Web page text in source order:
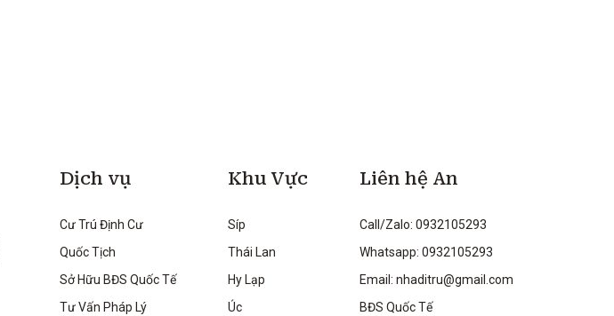
Dịch vụ
Cư Trú Định Cư
Quốc Tịch
Sở Hữu BĐS Quốc Tế
Tư Vấn Pháp Lý
Khu Vực
Síp
Thái Lan
Hy Lạp
Úc
Liên hệ An
Call/Zalo: 0932105293
Whatsapp: 0932105293
Email: nhaditru@gmail.com
BĐS Quốc Tế